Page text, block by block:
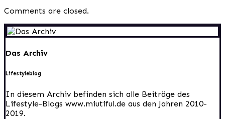
Comments are closed.
Das Archiv
Lifestyleblog
In diesem Archiv befinden sich alle Beiträge des
Lifestyle-Blogs www.miutiful.de aus den Jahren 2010-
2019.